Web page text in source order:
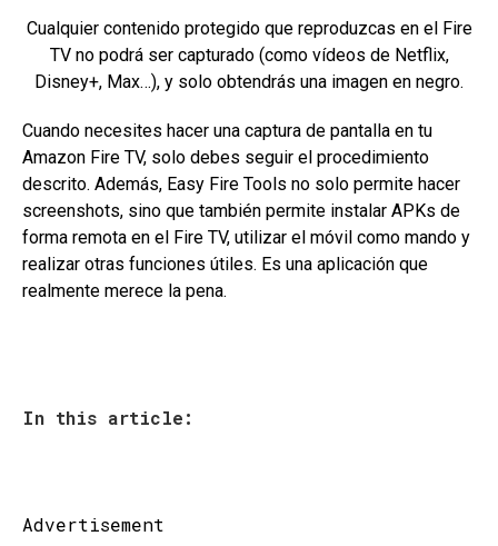
Cualquier contenido protegido que reproduzcas en el Fire
TV no podrá ser capturado (como vídeos de Netflix,
Disney+, Max…), y solo obtendrás una imagen en negro.
Cuando necesites hacer una captura de pantalla en tu
Amazon Fire TV, solo debes seguir el procedimiento
descrito. Además, Easy Fire Tools no solo permite hacer
screenshots, sino que también permite instalar APKs de
forma remota en el Fire TV, utilizar el móvil como mando y
realizar otras funciones útiles. Es una aplicación que
realmente merece la pena.
In this article:
Advertisement